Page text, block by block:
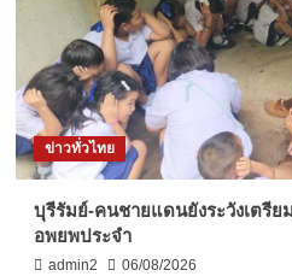
ข่าวทั่วไทย
บุรีรัมย์-คนชายแดนยังระวังเตรี
อพยพประจำ
admin2 06/08/2026